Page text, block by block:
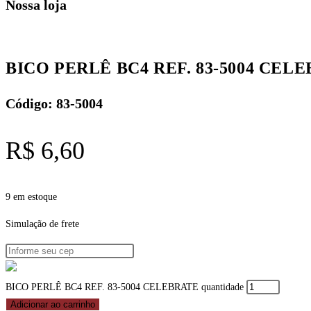
Nossa loja
BICO PERLÊ BC4 REF. 83-5004
Código: 83-5004
R$ 6,60
9 em estoque
Simulação de frete
BICO PERLÊ BC4 REF. 83-5004 CELEBRATE quantidade
Adicionar ao carrinho